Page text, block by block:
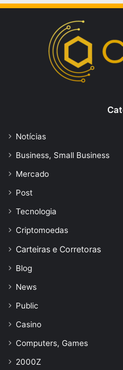
Notícias
Business, Small Business
Mercado
Post
Tecnologia
Criptomoedas
Carteiras e Corretoras
Blog
News
Public
Casino
Computers, Games
2000Z